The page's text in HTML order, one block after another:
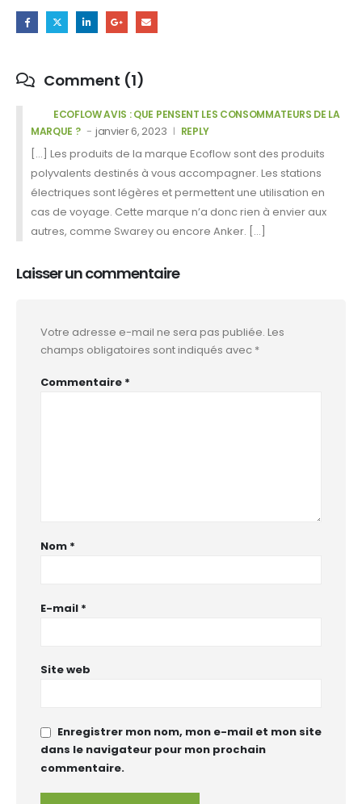
Comment (1)
ECOFLOW AVIS : QUE PENSENT LES CONSOMMATEURS DE LA
MARQUE ?
janvier 6, 2023 REPLY
[…] Les produits de la marque Ecoflow sont des produits
polyvalents destinés à vous accompagner. Les stations
électriques sont légères et permettent une utilisation en
cas de voyage. Cette marque n’a donc rien à envier aux
autres, comme Swarey ou encore Anker. […]
Laisser un commentaire
Votre adresse e-mail ne sera pas publiée. Les
champs obligatoires sont indiqués avec *
Commentaire *
Nom *
E-mail *
Site web
Enregistrer mon nom, mon e-mail et mon site
dans le navigateur pour mon prochain
commentaire.